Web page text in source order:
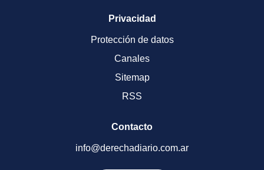
Privacidad
Protección de datos
Canales
Sitemap
RSS
Contacto
info@derechadiario.com.ar